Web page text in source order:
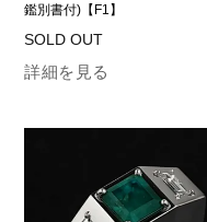
鑑別書付)【F1】
詳細を見る